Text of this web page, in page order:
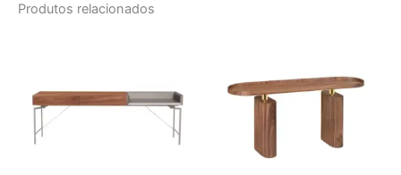
Produtos relacionados